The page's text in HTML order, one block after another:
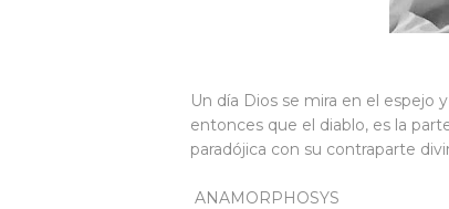
Un día Dios se mira en el espejo
entonces que el diablo, es la
paradójica con su contraparte
ANAMORPHOSYS